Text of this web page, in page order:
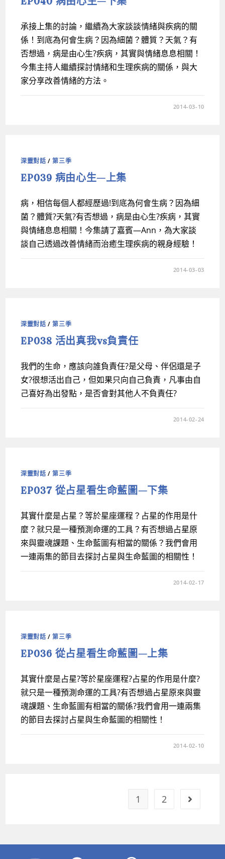
承接上集的討論，繼續為大家談談情緒與疾病的關
係！到底為何會生病？因為細菌？體質？天氣？有
否想過，病是由心生?疾病，其實與情緒息息相關！
今集主持人繼續探討情緒和生理疾病的關係，與大
家分享改善情緒的方法。
2014-03-10
深靈對話 /第三季
EP039 病由心生—上集
病，相信每個人都經歷過!到底為何會生病？因為細
菌？體質?天氣?有否想過，病是由心生?疾病，其實
與情緒息息相關！今集請了嘉賓—Ann，為大家談
談自己透過改善情緒而治癒生理疾病的親身經驗！
2014-03-03
深靈對話 /第三季
EP038 活出真我vs負責任
我們的生命，應該向誰負責任?是父母、伴侶還是子
女?很想活出自己，但如果只向自己負責，凡事由自
己喜好為出發點，是否會對其他人不負責任?
2014-02-24
深靈對話 /第三季
EP037 從占星看生命藍圖—下集
其實什麼是占星？等於星座運程？占星的作用是什
麼？就只是一種預測命運的工具？有否想過占星原
來與靈魂課題、生命藍圖有相當的關係？我們會用
一連兩集的節目去探討占星與生命藍圖的相關性！
2014-02-17
深靈對話 /第三季
EP036 從占星看生命藍圖—上集
其實什麼是占星?等於星座運程?占星的作用是什麼?
就只是一種預測命運的工具?有否想過占星原來與靈
魂課題、生命藍圖有相當的關係?我們會用一連兩集
的節目去探討占星與生命藍圖的相關性！
2014-02-10
1 2